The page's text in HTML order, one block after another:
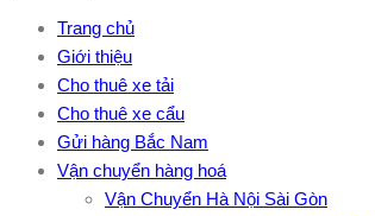
Trang chủ
Giới thiệu
Cho thuê xe tải
Cho thuê xe cẩu
Gửi hàng Bắc Nam
Vận chuyển hàng hoá
Vận Chuyển Hà Nội Sài Gòn